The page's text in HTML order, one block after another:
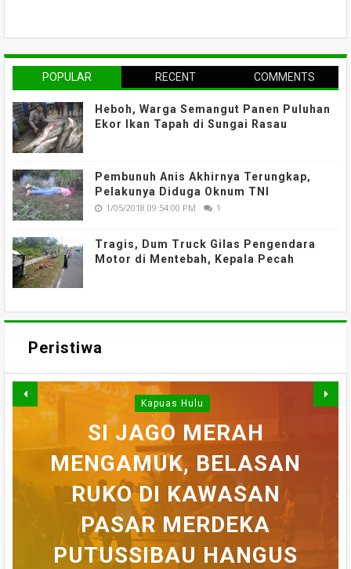
POPULAR RECENT COMMENTS
Heboh, Warga Semangut Panen Puluhan
Ekor Ikan Tapah di Sungai Rasau
Pembunuh Anis Akhirnya Terungkap,
Pelakunya Diduga Oknum TNI
1/05/2018 09:54:00 PM 1
Tragis, Dum Truck Gilas Pengendara
Motor di Mentebah, Kepala Pecah
Peristiwa
WARGA DESA SEI AJUNG
YANG DILAPORKAN
HILANG SAAT
MEMANCING DITEMUKAN
MENINGGAL DUNIA
Kapuas Hulu
SI JAGO MERAH
MENGAMUK, BELASAN
RUKO DI KAWASAN
PASAR MERDEKA
PUTUSSIBAU HANGUS
PEDULI KORBAN
KEBAKARAN, KORAMIL
BADAU BERI BANTUAN
BELASAN TOKO PAKAIAN
DI PUTUSSIBAU LUDES
DILALAP API
SEMPAT SEKARAT, H
AKHIRNYA TEWAS
SETELAH 'DIHAKIMI'
MASSA